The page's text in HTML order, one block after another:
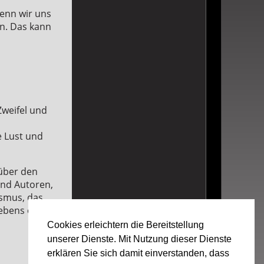
Cookies erleichtern die Bereitstellung
unserer Dienste. Mit Nutzung dieser Dienste
erklären Sie sich damit einverstanden, dass
wir uns
Das kann
und
Lust und
den
Autoren,
das
offen